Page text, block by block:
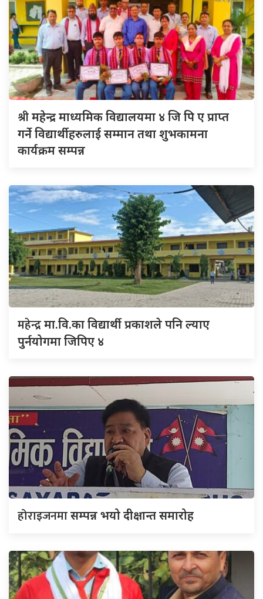
श्रीमहेन्द्र माध्यमिक विद्यालयमा ४ जि पि ए प्राप्त
गर्ने विद्यार्थीहरुलाई सम्मान तथा शुभकामना
कार्यक्रम सम्पन्न
महेन्द्रमा.वि.का विद्यार्थी प्रकाशले पनि ल्याए
पुर्नयोगमा जिपिए ४
होराइजनमासम्पन्न भयो दीक्षान्त समारोह